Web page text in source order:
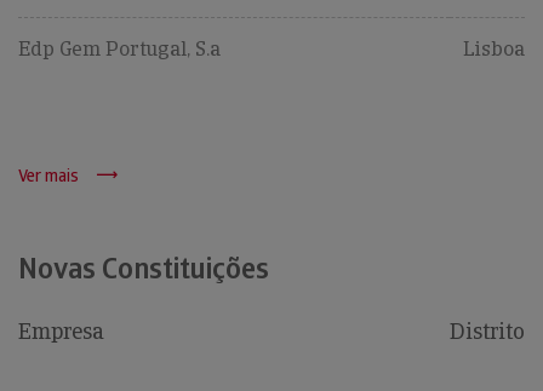
Edp Gem Portugal, S.a Lisboa
Ver mais
Novas Constituições
Empresa Distrito